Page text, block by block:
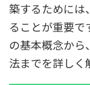
築するためには
ることが重要で
の基本概念から
法までを詳しく